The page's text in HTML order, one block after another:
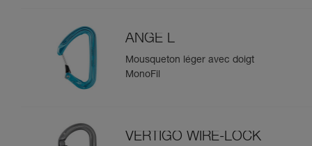
ANGE L
Mousqueton léger avec doigt
MonoFil
VERTIGO WIRE-LOCK